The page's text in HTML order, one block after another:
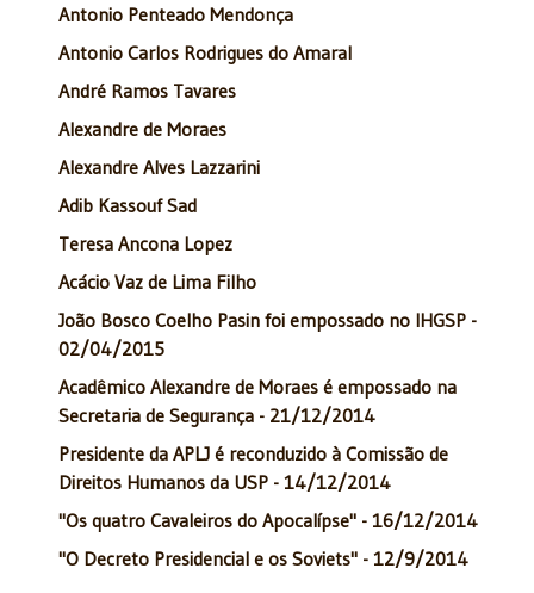
Antonio Penteado Mendonça
Antonio Carlos Rodrigues do Amaral
André Ramos Tavares
Alexandre de Moraes
Alexandre Alves Lazzarini
Adib Kassouf Sad
Teresa Ancona Lopez
Acácio Vaz de Lima Filho
João Bosco Coelho Pasin foi empossado no IHGSP -
02/04/2015
Acadêmico Alexandre de Moraes é empossado na
Secretaria de Segurança - 21/12/2014
Presidente da APLJ é reconduzido à Comissão de
Direitos Humanos da USP - 14/12/2014
"Os quatro Cavaleiros do Apocalípse" - 16/12/2014
"O Decreto Presidencial e os Soviets" - 12/9/2014